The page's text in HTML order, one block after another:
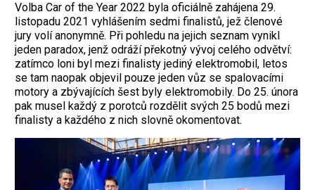
Volba Car of the Year 2022 byla oficiálně zahájena 29.
listopadu 2021 vyhlášením sedmi finalistů, jež členové
jury volí anonymně. Při pohledu na jejich seznam vynikl
jeden paradox, jenž odráží překotný vývoj celého odvětví:
zatímco loni byl mezi finalisty jediný elektromobil, letos
se tam naopak objevil pouze jeden vůz se spalovacími
motory a zbývajících šest byly elektromobily. Do 25. února
pak musel každý z porotců rozdělit svých 25 bodů mezi
finalisty a každého z nich slovně okomentovat.